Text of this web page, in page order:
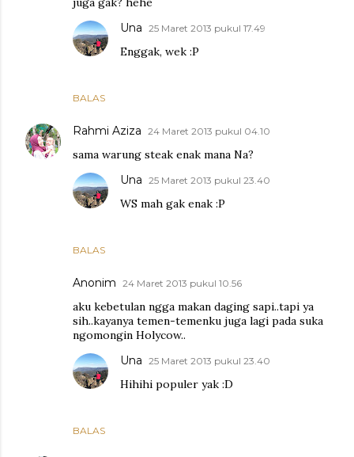
BALAS
Una 25 Maret 2013 pukul 17.49
Enggak, wek :P
Rahmi Aziza 24 Maret 2013 pukul 04.10
sama warung steak enak mana Na?
BALAS
Una 25 Maret 2013 pukul 23.40
WS mah gak enak :P
Anonim 24 Maret 2013 pukul 10.56
aku kebetulan ngga makan daging sapi..tapi ya
sih..kayanya temen-temenku juga lagi pada suka
ngomongin Holycow..
BALAS
Una 25 Maret 2013 pukul 23.40
Hihihi populer yak :D